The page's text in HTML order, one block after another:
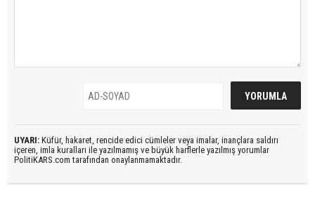
UYARI: Küfür, hakaret, rencide edici cümleler veya imalar, inançlara saldırı
içeren, imla kuralları ile yazılmamış ve büyük harflerle yazılmış yorumlar
PolitiKARS.com tarafından onaylanmamaktadır.